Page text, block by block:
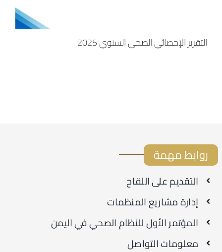
التقرير الإحصائي الصحي السنوي 2025
روابط مهمة
التقديم على اللقاح
إدارة مشاريع المنظمات
المؤتمر الأول للنظام الصحي في اليمن
معلومات التواصل